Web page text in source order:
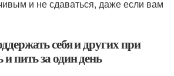
и не сдаваться, даже если вам
себя и других при
пить за один день